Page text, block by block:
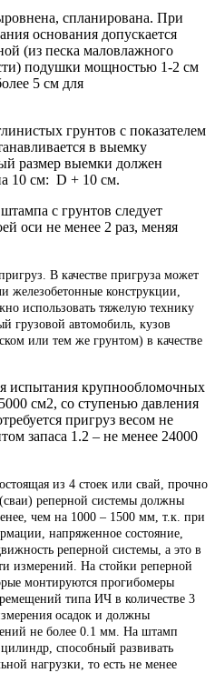
спланирована. При
основания допускается
(из песка маловлажного
подушки мощностью 1-2 см
5 см для
грунтов с показателем
в выемку
размер выемки должен
10 см: D + 10 см.
с грунтов следует
оси не менее 2 раз, меняя
В качестве пригруза может
железобетонные конструкции,
использовать тяжелую технику
грузовой автомобиль, кузов
или тем же грунтом) в качестве
испытания крупнообломочных
см2, со ступенью давления
пригруз весом не
запаса 1.2 – не менее 24000
из 4 стоек или свай, прочно
реперной системы должны
чем на 1000 – 1500 мм, т.к. при
напряженное состояние,
реперной системы, а это в
измерений. На стойки реперной
монтируются прогибомеры
типа ИЧ в количестве 3
осадок и должны
не более 0.1 мм. На штамп
способный развивать
нагрузки, то есть не менее